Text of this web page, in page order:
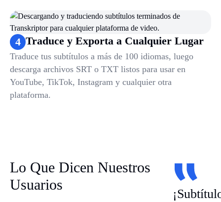
4 Traduce y Exporta a Cualquier Lugar
Traduce tus subtítulos a más de 100 idiomas, luego
descarga archivos SRT o TXT listos para usar en
YouTube, TikTok, Instagram y cualquier otra
plataforma.
Lo Que Dicen Nuestros
Usuarios